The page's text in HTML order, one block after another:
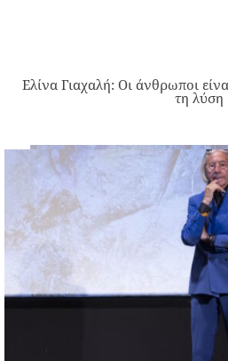
Ελίνα Γιαχαλή: Οι άνθρωποι
τη λύση